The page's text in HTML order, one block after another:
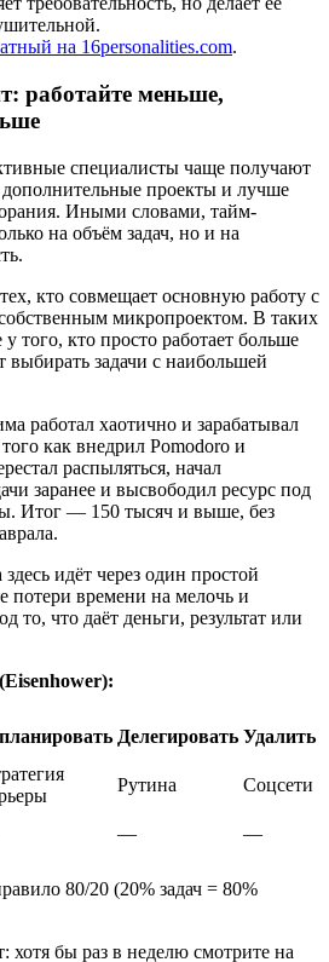
на 16personalities.com.
работайте меньше,
специалисты чаще получают
проекты и лучше
Иными словами, тайм-
на объём задач, но и на
кто совмещает основную работу с
микропроектом. В таких
того, кто просто работает больше
выбирать задачи с наибольшей
работал хаотично и зарабатывал
как внедрил Pomodoro и
распыляться, начал
заранее и высвободил ресурс под
Итог — 150 тысяч и выше, без
идёт через один простой
потери времени на мелочь и
то, что даёт деньги, результат или
Делегировать Удалить
Рутина
Соцсети
— —
80/20 (20% задач = 80%
хотя бы раз в неделю смотрите на